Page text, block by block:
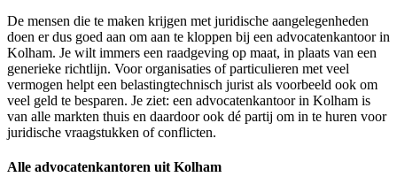
De mensen die te maken krijgen met juridische aangelegenheden
doen er dus goed aan om aan te kloppen bij een advocatenkantoor in
Kolham. Je wilt immers een raadgeving op maat, in plaats van een
generieke richtlijn. Voor organisaties of particulieren met veel
vermogen helpt een belastingtechnisch jurist als voorbeeld ook om
veel geld te besparen. Je ziet: een advocatenkantoor in Kolham is
van alle markten thuis en daardoor ook dé partij om in te huren voor
juridische vraagstukken of conflicten.
Alle advocatenkantoren uit Kolham